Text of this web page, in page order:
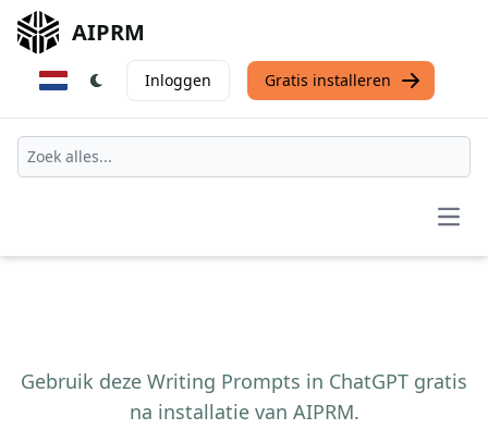
AIPRM
Inloggen Gratis installeren
Gebruik deze Writing Prompts in ChatGPT gratis
na installatie van AIPRM.